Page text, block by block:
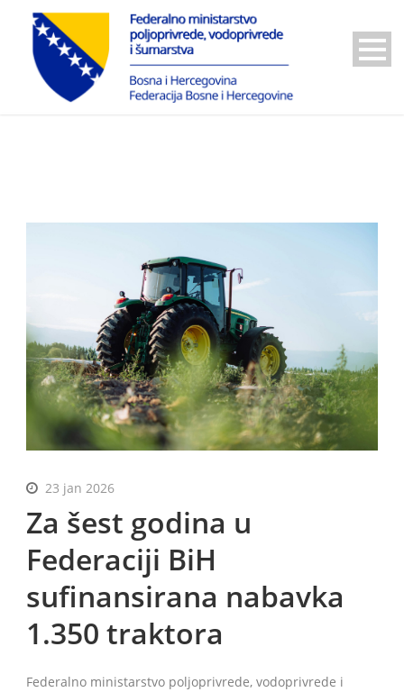
BiH
23 jan 2026
Za šest godina u
Federaciji BiH
sufinansirana nabavka
1.350 traktora
Federalno ministarstvo poljoprivrede, vodoprivrede i